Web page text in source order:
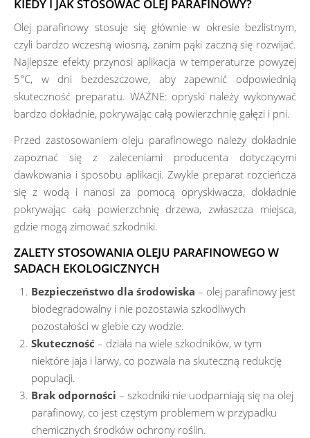
KIEDY I JAK STOSOWAĆ OLEJ PARAFINOWY?
Olej parafinowy stosuje się głównie w okresie bezlistnym,
czyli bardzo wczesną wiosną, zanim pąki zaczną się rozwijać.
Najlepsze efekty przynosi aplikacja w temperaturze powyżej
5°C, w dni bezdeszczowe, aby zapewnić odpowiednią
skuteczność preparatu. WAŻNE: opryski należy wykonywać
bardzo dokładnie, pokrywając całą powierzchnię gałęzi i pni.
Przed zastosowaniem oleju parafinowego należy dokładnie
zapoznać się z zaleceniami producenta dotyczącymi
dawkowania i sposobu aplikacji. Zwykle preparat rozcieńcza
się z wodą i nanosi za pomocą opryskiwacza, dokładnie
pokrywając całą powierzchnię drzewa, zwłaszcza miejsca,
gdzie mogą zimować szkodniki.
ZALETY STOSOWANIA OLEJU PARAFINOWEGO W
SADACH EKOLOGICZNYCH
Bezpieczeństwo dla środowiska – olej parafinowy jest
biodegradowalny i nie pozostawia szkodliwych
pozostałości w glebie czy wodzie.
Skuteczność – działa na wiele szkodników, w tym
niektóre jaja i larwy, co pozwala na skuteczną redukcję
populacji.
Brak odporności – szkodniki nie uodparniają się na olej
parafinowy, co jest częstym problemem w przypadku
chemicznych środków ochrony roślin.